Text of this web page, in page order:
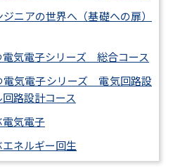
基礎
設計・製図 モータと電力
組込・
システム開
ニアの世界へ（基礎への扉）
電気電子シリーズ 総合コース
電気電子シリーズ 電気回路設
路設計コース
気電子
ネルギー回生